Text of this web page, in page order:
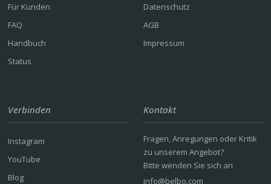
Für Kunden
FAQ
Handbuch
Status
Datenschutz
AGB
Impressum
Verbinden
Instagram
YouTube
Blog
Kontakt
Fragen, Anregungen oder Kritik
zu unserem Angebot?
Bitte wenden Sie sich an
info@belbo.com